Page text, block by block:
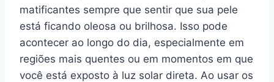
matificantes sempre que sentir que sua pele
está ficando oleosa ou brilhosa. Isso pode
acontecer ao longo do dia, especialmente em
regiões mais quentes ou em momentos em que
você está exposto à luz solar direta. Ao usar os